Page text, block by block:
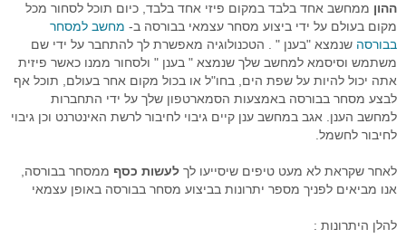
ההון ממחשב אחד בלבד במקום פיזי אחד בלבד, כיום תוכל לסחור מכל
מקום בעולם על ידי ביצוע מסחר עצמאי בבורסה ב- מחשב למסחר
בבורסה שנמצא "בענן " . הטכנולוגיה מאפשרת לך להתחבר על ידי שם
משתמש וסיסמא למחשב שלך שנמצא " בענן " ולסחור ממנו כאשר פיזית
אתה יכול להיות על שפת הים, בחו"ל או בכול מקום אחר בעולם, תוכל אף
לבצע מסחר בבורסה באמצעות הסמארטפון שלך על ידי התחברות
למחשב הענן. אגב במחשב ענן קיים גיבוי לחיבור לרשת האינטרנט וכן גיבוי
לחיבור לחשמל.
לאחר שקראת לא מעט טיפים שיסייעו לך לעשות כסף ממסחר בבורסה,
אנו מביאים לפניך מספר יתרונות בביצוע מסחר בבורסה באופן עצמאי
להלן היתרונות :